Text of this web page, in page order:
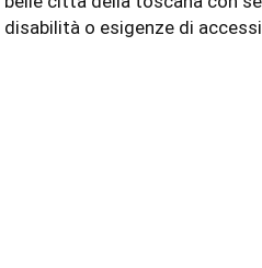
disabilità o esigenze di